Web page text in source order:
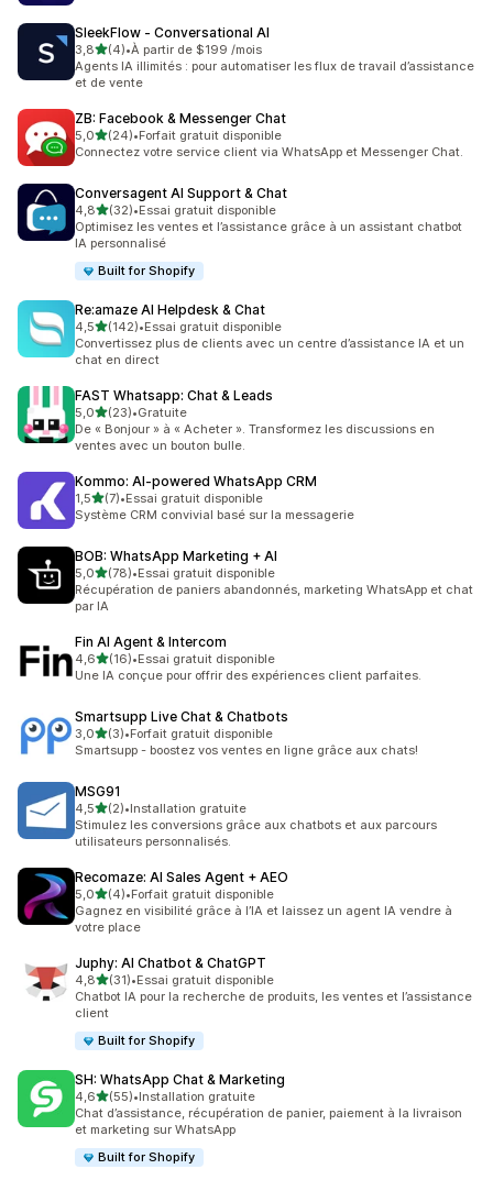
SleekFlow ‑ Conversational AI
3,8étoile(s) sur 5
(4)
4 avis au total
•À partir de $199 /mois
Agents IA illimités : pour automatiser les flux de travail d’assistance
et de vente
ZB: Facebook & Messenger Chat
5,0étoile(s) sur 5
(24)
24 avis au total
•Forfait gratuit disponible
Connectez votre service client via WhatsApp et Messenger Chat.
Conversagent AI Support & Chat
4,8étoile(s) sur 5
(32)
32 avis au total
•Essai gratuit disponible
Optimisez les ventes et l’assistance grâce à un assistant chatbot
IA personnalisé
Built for Shopify
Re:amaze AI Helpdesk & Chat
4,5étoile(s) sur 5
(142)
142 avis au total
•Essai gratuit disponible
Convertissez plus de clients avec un centre d’assistance IA et un
chat en direct
FAST Whatsapp: Chat & Leads
5,0étoile(s) sur 5
(23)
23 avis au total
•Gratuite
De « Bonjour » à « Acheter ». Transformez les discussions en
ventes avec un bouton bulle.
Kommo: AI‑powered WhatsApp CRM
1,5étoile(s) sur 5
(7)
7 avis au total
•Essai gratuit disponible
Système CRM convivial basé sur la messagerie
BOB: WhatsApp Marketing + AI
5,0étoile(s) sur 5
(78)
78 avis au total
•Essai gratuit disponible
Récupération de paniers abandonnés, marketing WhatsApp et chat
par IA
Fin AI Agent & Intercom
4,6étoile(s) sur 5
(16)
16 avis au total
•Essai gratuit disponible
Une IA conçue pour offrir des expériences client parfaites.
Smartsupp Live Chat & Chatbots
3,0étoile(s) sur 5
(3)
3 avis au total
•Forfait gratuit disponible
Smartsupp - boostez vos ventes en ligne grâce aux chats!
MSG91
4,5étoile(s) sur 5
(2)
2 avis au total
•Installation gratuite
Stimulez les conversions grâce aux chatbots et aux parcours
utilisateurs personnalisés.
Recomaze: AI Sales Agent + AEO
5,0étoile(s) sur 5
(4)
4 avis au total
•Forfait gratuit disponible
Gagnez en visibilité grâce à l’IA et laissez un agent IA vendre à
votre place
Juphy: AI Chatbot & ChatGPT
4,8étoile(s) sur 5
(31)
31 avis au total
•Essai gratuit disponible
Chatbot IA pour la recherche de produits, les ventes et l’assistance
client
Built for Shopify
SH: WhatsApp Chat & Marketing
4,6étoile(s) sur 5
(55)
55 avis au total
•Installation gratuite
Chat d’assistance, récupération de panier, paiement à la livraison
et marketing sur WhatsApp
Built for Shopify